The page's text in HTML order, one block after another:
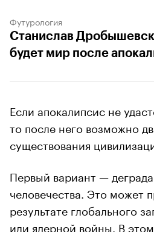
Футурология
Станислав
будет мир после
Если апокалипсис не
то после него возможно
существования
Первый вариант —
человечества. Это может
результате глобального
или ядерной войны. В